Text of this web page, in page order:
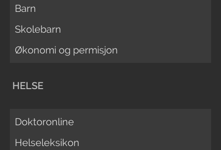
Barn
Skolebarn
Økonomi og permisjon
HELSE
Doktoronline
Helseleksikon